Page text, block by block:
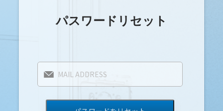
パスワードリセット